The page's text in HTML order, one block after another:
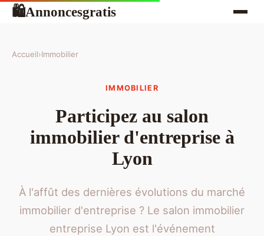
🛍Annoncesgratis
Accueil›Immobilier
IMMOBILIER
Participez au salon
immobilier d'entreprise à
Lyon
À l'affût des dernières évolutions du marché
immobilier d'entreprise ? Le salon immobilier
entreprise Lyon est l'événement